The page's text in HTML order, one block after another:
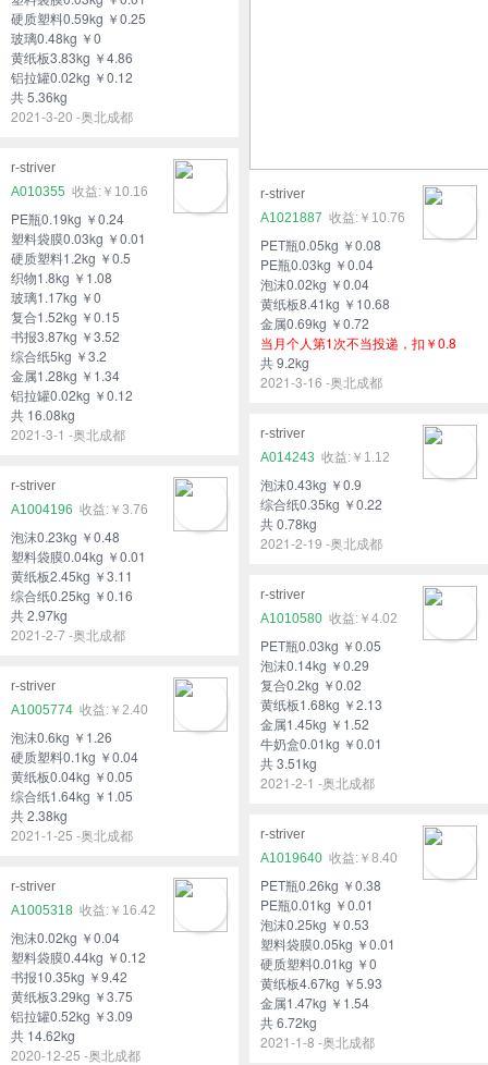
硬质塑料0.59kg ￥0.25
玻璃0.48kg ￥0
黄纸板3.83kg ￥4.86
铝拉罐0.02kg ￥0.12
共 5.36kg
2021-3-20 -奥北成都
r-striver
A1021887
￥10.76
PET瓶0.05kg ￥0.08
PE瓶0.03kg ￥0.04
泡沫0.02kg ￥0.04
黄纸板8.41kg ￥10.68
金属0.69kg ￥0.72
当月个人第1次不当投递，扣￥0.8
共 9.2kg
2021-3-16 -奥北成都
r-striver
A010355
￥10.16
PE瓶0.19kg ￥0.24
塑料袋膜0.03kg ￥0.01
硬质塑料1.2kg ￥0.5
织物1.8kg ￥1.08
玻璃1.17kg ￥0
复合1.52kg ￥0.15
书报3.87kg ￥3.52
综合纸5kg ￥3.2
金属1.28kg ￥1.34
铝拉罐0.02kg ￥0.12
共 16.08kg
2021-3-1 -奥北成都
r-striver
A014243
￥1.12
泡沫0.43kg ￥0.9
综合纸0.35kg ￥0.22
共 0.78kg
2021-2-19 -奥北成都
r-striver
A1004196
￥3.76
泡沫0.23kg ￥0.48
塑料袋膜0.04kg ￥0.01
黄纸板2.45kg ￥3.11
综合纸0.25kg ￥0.16
共 2.97kg
2021-2-7 -奥北成都
r-striver
A1010580
￥4.02
PET瓶0.03kg ￥0.05
泡沫0.14kg ￥0.29
复合0.2kg ￥0.02
黄纸板1.68kg ￥2.13
金属1.45kg ￥1.52
牛奶盒0.01kg ￥0.01
共 3.51kg
2021-2-1 -奥北成都
r-striver
A1005774
￥2.40
泡沫0.6kg ￥1.26
硬质塑料0.1kg ￥0.04
黄纸板0.04kg ￥0.05
综合纸1.64kg ￥1.05
共 2.38kg
2021-1-25 -奥北成都
r-striver
A1019640
￥8.40
PET瓶0.26kg ￥0.38
PE瓶0.01kg ￥0.01
泡沫0.25kg ￥0.53
塑料袋膜0.05kg ￥0.01
硬质塑料0.01kg ￥0
黄纸板4.67kg ￥5.93
金属1.47kg ￥1.54
共 6.72kg
2021-1-8 -奥北成都
r-striver
A1005318
￥16.42
泡沫0.02kg ￥0.04
塑料袋膜0.44kg ￥0.12
书报10.35kg ￥9.42
黄纸板3.29kg ￥3.75
铝拉罐0.52kg ￥3.09
共 14.62kg
2020-12-25 -奥北成都